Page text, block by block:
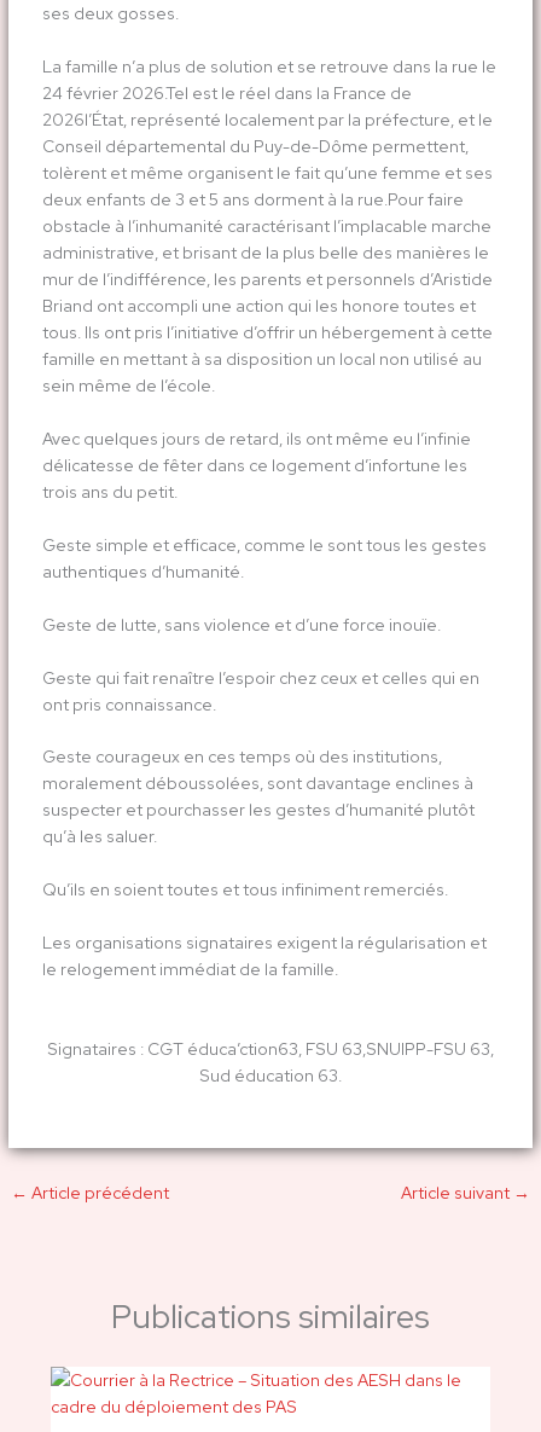
ses deux gosses.
La famille n’a plus de solution et se retrouve dans la rue le
24 février 2026.Tel est le réel dans la France de
2026l’État, représenté localement par la préfecture, et le
Conseil départemental du Puy-de-Dôme permettent,
tolèrent et même organisent le fait qu’une femme et ses
deux enfants de 3 et 5 ans dorment à la rue.Pour faire
obstacle à l’inhumanité caractérisant l’implacable marche
administrative, et brisant de la plus belle des manières le
mur de l’indifférence, les parents et personnels d’Aristide
Briand ont accompli une action qui les honore toutes et
tous. Ils ont pris l’initiative d’offrir un hébergement à cette
famille en mettant à sa disposition un local non utilisé au
sein même de l’école.
Avec quelques jours de retard, ils ont même eu l’infinie
délicatesse de fêter dans ce logement d’infortune les
trois ans du petit.
Geste simple et efficace, comme le sont tous les gestes
authentiques d’humanité.
Geste de lutte, sans violence et d’une force inouïe.
Geste qui fait renaître l’espoir chez ceux et celles qui en
ont pris connaissance.
Geste courageux en ces temps où des institutions,
moralement déboussolées, sont davantage enclines à
suspecter et pourchasser les gestes d’humanité plutôt
qu’à les saluer.
Qu’ils en soient toutes et tous infiniment remerciés.
Les organisations signataires exigent la régularisation et
le relogement immédiat de la famille.
Signataires : CGT éduca’ction63, FSU 63,SNUIPP-FSU 63,
Sud éducation 63.
← Article précédent Article suivant →
Publications similaires